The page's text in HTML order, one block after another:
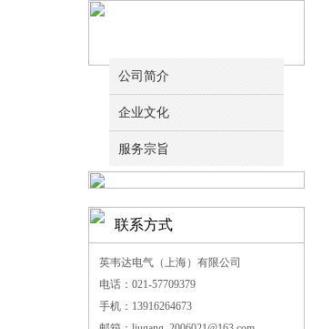
公司简介
企业文化
服务宗旨
联系方式
英韦达电气（上海）有限公司
电话：021-57709379
手机：13916264673